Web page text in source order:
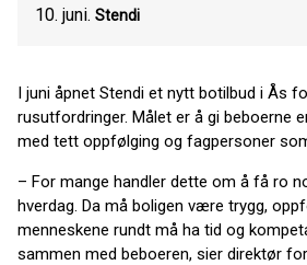
10. juni. Stendi
I juni åpnet Stendi et nytt botilbud i Ås
rusutfordringer. Målet er å gi beboerne
med tett oppfølging og fagpersoner
– For mange handler dette om å få ro
hverdag. Da må boligen være trygg,
menneskene rundt må ha tid og
sammen med beboeren, sier direktør for